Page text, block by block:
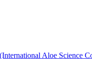
Aloe Science